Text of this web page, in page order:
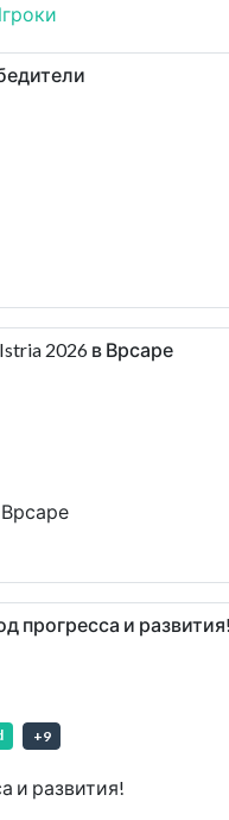
2026 в Врсаре
Врсаре
прогресса и развития!
+9
и развития!